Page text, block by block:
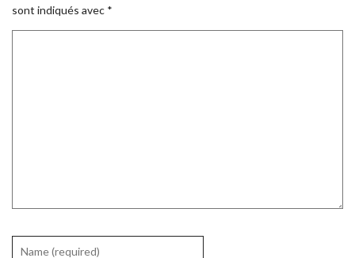
sont indiqués avec *